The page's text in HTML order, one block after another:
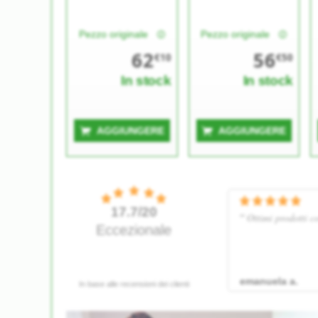
Pezzo originale
62€10
In stock
AGGIUNGERE
Pezzo originale
56€50
In stock
AGGIUNGERE